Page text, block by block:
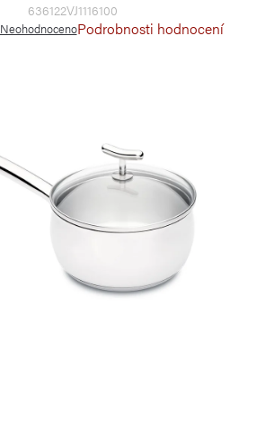
636122VJ1116100
NeohodnocenoPodrobnosti hodnocení